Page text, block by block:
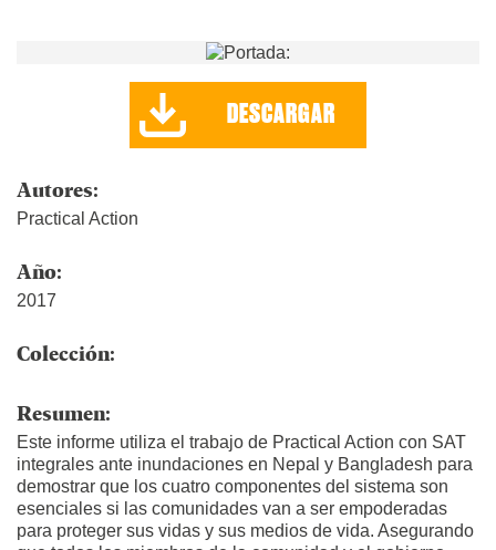
DESCARGAR
Autores:
Practical Action
Año:
2017
Colección:
Resumen:
Este informe utiliza el trabajo de Practical Action con SAT
integrales ante inundaciones en Nepal y Bangladesh para
demostrar que los cuatro componentes del sistema son
esenciales si las comunidades van a ser empoderadas
para proteger sus vidas y sus medios de vida. Asegurando